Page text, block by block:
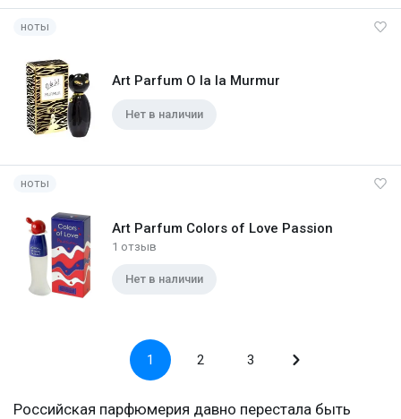
ноты
Art Parfum O la la Murmur
Нет в наличии
ноты
Art Parfum Colors of Love Passion
1 отзыв
Нет в наличии
1 2 3
Российская парфюмерия давно перестала быть